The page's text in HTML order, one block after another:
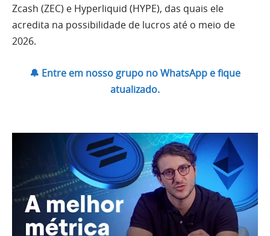
Zcash (ZEC) e Hyperliquid (HYPE), das quais ele
acredita na possibilidade de lucros até o meio de
2026.
🔔 Entre em nosso grupo no WhatsApp e fique
atualizado.